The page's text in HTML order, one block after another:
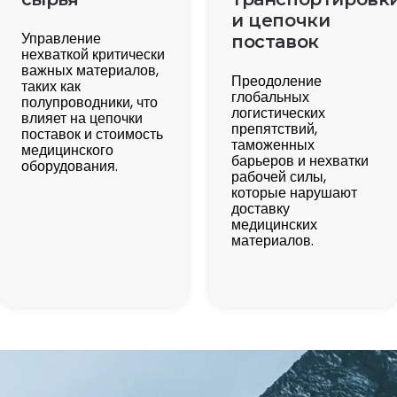
Управление
нехваткой критически
важных материалов,
таких как
полупроводники, что
влияет на цепочки
поставок и стоимость
медицинского
оборудования.
и цепочки
поставок
Преодоление
глобальных
логистических
препятствий,
таможенных
барьеров и нехватки
рабочей силы,
которые нарушают
доставку
медицинских
материалов.